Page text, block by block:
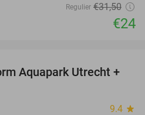
Regulier €31,50
€24
31%
Aquapark Utrecht +
9.4 star